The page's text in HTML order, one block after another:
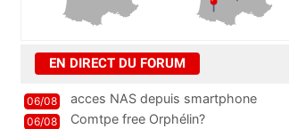
EN DIRECT DU FORUM
06/08 acces NAS depuis smartphone
06/08 Comtpe free Orphélin?